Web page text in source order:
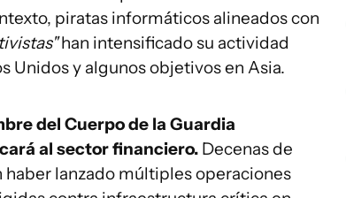
piratas informáticos alineados con
han intensificado su actividad
Unidos y algunos objetivos en Asia.
del Cuerpo de la Guardia
al sector financiero. Decenas de
lanzado múltiples operaciones